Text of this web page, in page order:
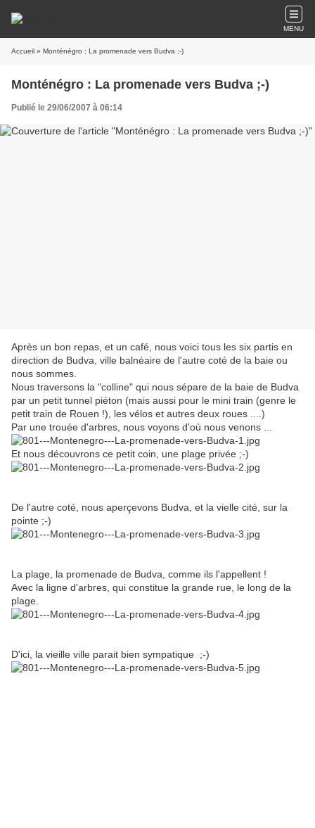
MENU
Accueil » Monténégro : La promenade vers Budva ;-)
Monténégro : La promenade vers Budva ;-)
Publié le 29/06/2007 à 06:14
Après un bon repas, et un café, nous voici tous les six partis en
direction de Budva, ville balnéaire de l'autre coté de la baie ou
nous sommes.
Nous traversons la "colline" qui nous sépare de la baie de Budva
par un petit tunnel piéton (mais aussi pour le mini train (genre le
petit train de Rouen !), les vélos et autres deux roues ....)
Par une trouée d'arbres, nous voyons d'où nous venons ...
Et nous découvrons ce petit coin, une plage privée ;-)
De l'autre coté, nous aperçevons Budva, et la vielle cité, sur la
pointe ;-)
La plage, la promenade de Budva, comme ils l'appellent !
Avec la ligne d'arbres, qui constitue la grande rue, le long de la
plage.
D'ici, la vieille ville parait bien sympatique ;-)